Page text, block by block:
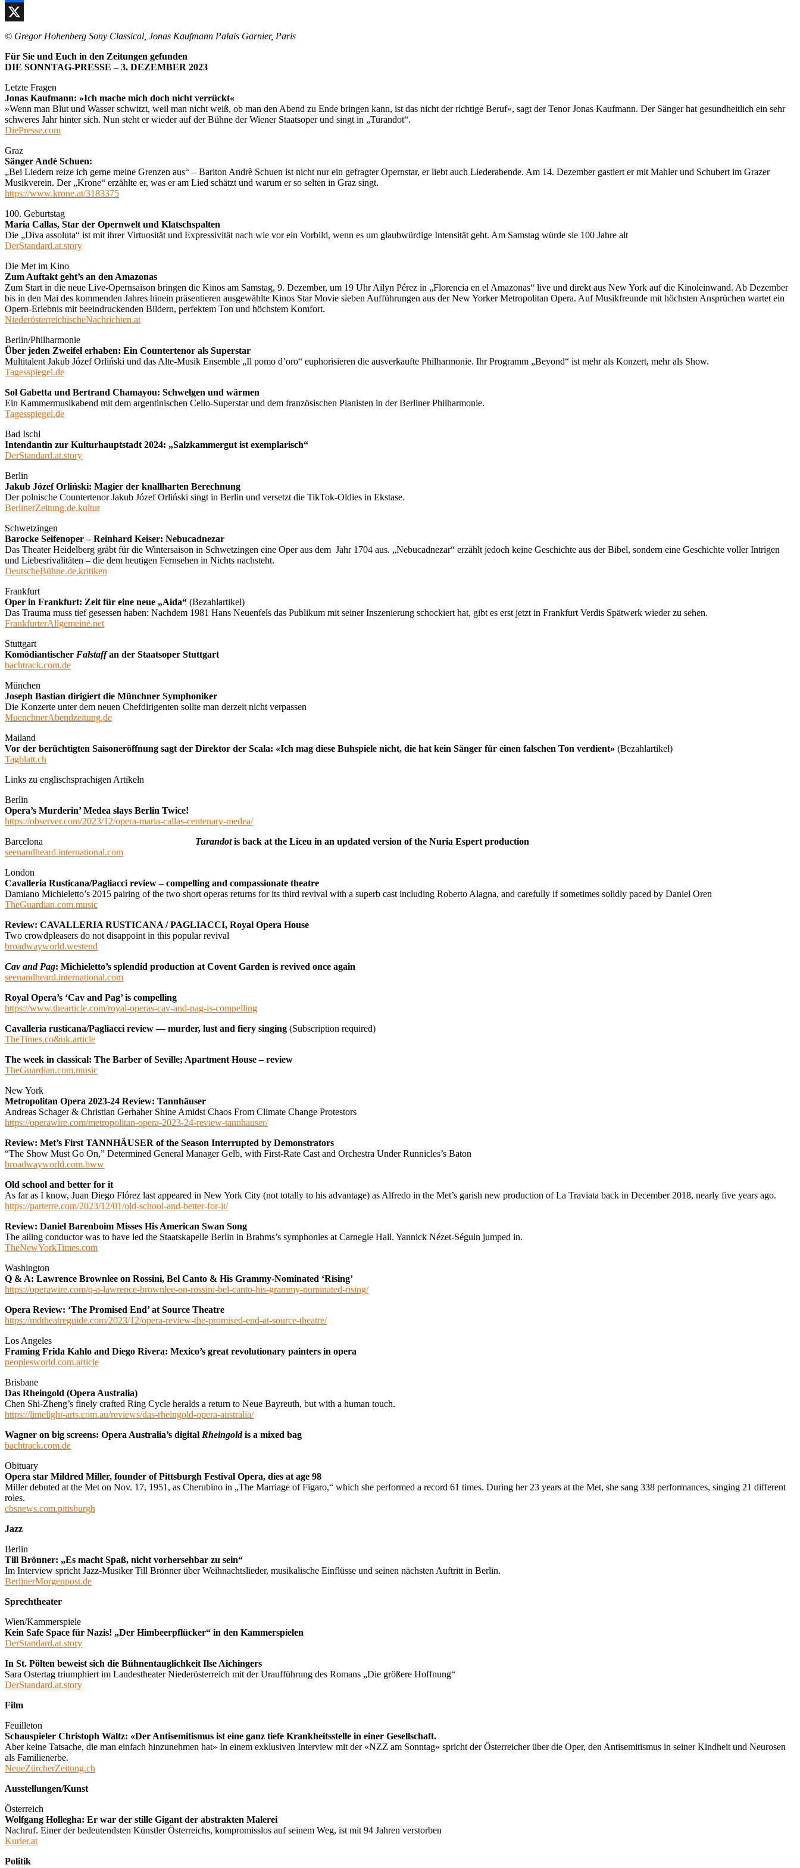
Facebook
X
© Gregor Hohenberg Sony Classical, Jonas Kaufmann Palais Garnier, Paris
Für Sie und Euch in den Zeitungen gefunden
DIE SONNTAG-PRESSE – 3. DEZEMBER 2023
Letzte Fragen
Jonas Kaufmann: »Ich mache mich doch nicht verrückt«
»Wenn man Blut und Wasser schwitzt, weil man nicht weiß, ob man den Abend zu Ende bringen kann, ist das nicht der richtige Beruf«, sagt der Tenor Jonas Kaufmann. Der Sänger hat gesundheitlich ein sehr
schweres Jahr hinter sich. Nun steht er wieder auf der Bühne der Wiener Staatsoper und singt in „Turandot“.
DiePresse.com
Graz
Sänger Andè Schuen:
„Bei Liedern reize ich gerne meine Grenzen aus“ – Bariton Andrè Schuen ist nicht nur ein gefragter Opernstar, er liebt auch Liederabende. Am 14. Dezember gastiert er mit Mahler und Schubert im Grazer
Musikverein. Der „Krone“ erzählte er, was er am Lied schätzt und warum er so selten in Graz singt.
https://www.krone.at/3183375
100. Geburtstag
Maria Callas, Star der Opernwelt und Klatschspalten
Die „Diva assoluta“ ist mit ihrer Virtuosität und Expressivität nach wie vor ein Vorbild, wenn es um glaubwürdige Intensität geht. Am Samstag würde sie 100 Jahre alt
DerStandard.at.story
Die Met im Kino
Zum Auftakt geht’s an den Amazonas
Zum Start in die neue Live-Opernsaison bringen die Kinos am Samstag, 9. Dezember, um 19 Uhr Ailyn Pérez in „Florencia en el Amazonas“ live und direkt aus New York auf die Kinoleinwand. Ab Dezember
bis in den Mai des kommenden Jahres hinein präsentieren ausgewählte Kinos Star Movie sieben Aufführungen aus der New Yorker Metropolitan Opera. Auf Musikfreunde mit höchsten Ansprüchen wartet ein
Opern-Erlebnis mit beeindruckenden Bildern, perfektem Ton und höchstem Komfort.
NiederösterreichischeNachrichten.at
Berlin/Philharmonie
Über jeden Zweifel erhaben: Ein Countertenor als Superstar
Multitalent Jakub Józef Orliński und das Alte-Musik Ensemble „Il pomo d’oro“ euphorisieren die ausverkaufte Philharmonie. Ihr Programm „Beyond“ ist mehr als Konzert, mehr als Show.
Tagesspiegel.de
Sol Gabetta und Bertrand Chamayou: Schwelgen und wärmen
Ein Kammermusikabend mit dem argentinischen Cello-Superstar und dem französischen Pianisten in der Berliner Philharmonie.
Tagesspiegel.de
Bad Ischl
Intendantin zur Kulturhauptstadt 2024: „Salzkammergut ist exemplarisch“
DerStandard.at.story
Berlin
Jakub Józef Orliński: Magier der knallharten Berechnung
Der polnische Countertenor Jakub Józef Orliński singt in Berlin und versetzt die TikTok-Oldies in Ekstase.
BerlinerZeitung.de.kultur
Schwetzingen
Barocke Seifenoper – Reinhard Keiser: Nebucadnezar
Das Theater Heidelberg gräbt für die Wintersaison in Schwetzingen eine Oper aus dem Jahr 1704 aus. „Nebucadnezar“ erzählt jedoch keine Geschichte aus der Bibel, sondern eine Geschichte voller Intrigen
und Liebesrivalitäten – die dem heutigen Fernsehen in Nichts nachsteht.
DeutscheBühne.de.kritiken
Frankfurt
Oper in Frankfurt: Zeit für eine neue „Aida“ (Bezahlartikel)
Das Trauma muss tief gesessen haben: Nachdem 1981 Hans Neuenfels das Publikum mit seiner Inszenierung schockiert hat, gibt es erst jetzt in Frankfurt Verdis Spätwerk wieder zu sehen.
FrankfurterAllgemeine.net
Stuttgart
Komödiantischer Falstaffan der Staatsoper Stuttgart
bachtrack.com.de
München
Joseph Bastian dirigiert die Münchner Symphoniker
Die Konzerte unter dem neuen Chefdirigenten sollte man derzeit nicht verpassen
MuenchnerAbendzeitung.de
Mailand
Vor der berüchtigten Saisoneröffnung sagt der Direktor der Scala: «Ich mag diese Buhspiele nicht, die hat kein Sänger für einen falschen Ton verdient» (Bezahlartikel)
Tagblatt.ch
Links zu englischsprachigen Artikeln
Berlin
Opera’s Murderin’ Medea slays Berlin Twice!
https://observer.com/2023/12/opera-maria-callas-centenary-medea/
Barcelona Turandotis back at the Liceu in an updated version of the Nuria Espert production
seenandheard.international.com
London
Cavalleria Rusticana/Pagliacci review – compelling and compassionate theatre
Damiano Michieletto’s 2015 pairing of the two short operas returns for its third revival with a superb cast including Roberto Alagna, and carefully if sometimes solidly paced by Daniel Oren
TheGuardian.com.music
Review: CAVALLERIA RUSTICANA / PAGLIACCI, Royal Opera House
Two crowdpleasers do not disappoint in this popular revival
broadwayworld.westend
Cav and Pag: Michieletto’s splendid production at Covent Garden is revived once again
seenandheard.international.com
Royal Opera’s ‘Cav and Pag’ is compelling
https://www.thearticle.com/royal-operas-cav-and-pag-is-compelling
Cavalleria rusticana/Pagliacci review — murder, lust and fiery singing (Subscription required)
TheTimes.co&uk.article
The week in classical: The Barber of Seville; Apartment House – review
TheGuardian.com.music
New York
Metropolitan Opera 2023-24 Review: Tannhäuser
Andreas Schager & Christian Gerhaher Shine Amidst Chaos From Climate Change Protestors
https://operawire.com/metropolitan-opera-2023-24-review-tannhauser/
Review: Met’s First TANNHÄUSER of the Season Interrupted by Demonstrators
“The Show Must Go On,” Determined General Manager Gelb, with First-Rate Cast and Orchestra Under Runnicles’s Baton
broadwayworld.com.bww
Old school and better for it
As far as I know, Juan Diego Flórez last appeared in New York City (not totally to his advantage) as Alfredo in the Met’s garish new production of La Traviata back in December 2018, nearly five years ago.
https://parterre.com/2023/12/01/old-school-and-better-for-it/
Review: Daniel Barenboim Misses His American Swan Song
The ailing conductor was to have led the Staatskapelle Berlin in Brahms’s symphonies at Carnegie Hall. Yannick Nézet-Séguin jumped in.
TheNewYorkTimes.com
Washington
Q & A: Lawrence Brownlee on Rossini, Bel Canto & His Grammy-Nominated ‘Rising’
https://operawire.com/q-a-lawrence-brownlee-on-rossini-bel-canto-his-grammy-nominated-rising/
Opera Review: ‘The Promised End’ at Source Theatre
https://mdtheatreguide.com/2023/12/opera-review-the-promised-end-at-source-theatre/
Los Angeles
Framing Frida Kahlo and Diego Rivera: Mexico’s great revolutionary painters in opera
peoplesworld.com.article
Brisbane
Das Rheingold (Opera Australia)
Chen Shi-Zheng’s finely crafted Ring Cycle heralds a return to Neue Bayreuth, but with a human touch.
https://limelight-arts.com.au/reviews/das-rheingold-opera-australia/
Wagner on big screens: Opera Australia’s digital Rheingoldis a mixed bag
bachtrack.com.de
Obituary
Opera star Mildred Miller, founder of Pittsburgh Festival Opera, dies at age 98
Miller debuted at the Met on Nov. 17, 1951, as Cherubino in „The Marriage of Figaro,“ which she performed a record 61 times. During her 23 years at the Met, she sang 338 performances, singing 21 different
roles.
cbsnews.com.pittsburgh
Jazz
Berlin
Till Brönner: „Es macht Spaß, nicht vorhersehbar zu sein“
Im Interview spricht Jazz-Musiker Till Brönner über Weihnachtslieder, musikalische Einflüsse und seinen nächsten Auftritt in Berlin.
BerlinerMorgenpost.de
Sprechtheater
Wien/Kammerspiele
Kein Safe Space für Nazis! „Der Himbeerpflücker“ in den Kammerspielen
DerStandard.at.story
In St. Pölten beweist sich die Bühnentauglichkeit Ilse Aichingers
Sara Ostertag triumphiert im Landestheater Niederösterreich mit der Uraufführung des Romans „Die größere Hoffnung“
DerStandard.at.story
Film
Feuilleton
Schauspieler Christoph Waltz: «Der Antisemitismus ist eine ganz tiefe Krankheitsstelle in einer Gesellschaft.
Aber keine Tatsache, die man einfach hinzunehmen hat» In einem exklusiven Interview mit der «NZZ am Sonntag» spricht der Österreicher über die Oper, den Antisemitismus in seiner Kindheit und Neurosen
als Familienerbe.
NeueZürcherZeitung.ch
Ausstellungen/Kunst
Österreich
Wolfgang Hollegha: Er war der stille Gigant der abstrakten Malerei
Nachruf. Einer der bedeutendsten Künstler Österreichs, kompromisslos auf seinem Weg, ist mit 94 Jahren verstorben
Kurier.at
Politik